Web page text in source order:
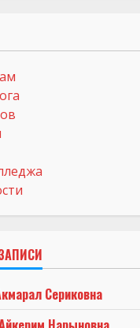
Сериковна